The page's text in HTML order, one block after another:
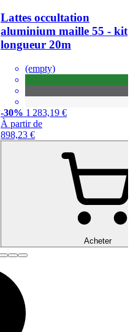
Lattes occultation
aluminium maille 55 - kit
longueur 20m
(empty)
-30% 1 283,19 €
À partir de
898,23 €
Acheter